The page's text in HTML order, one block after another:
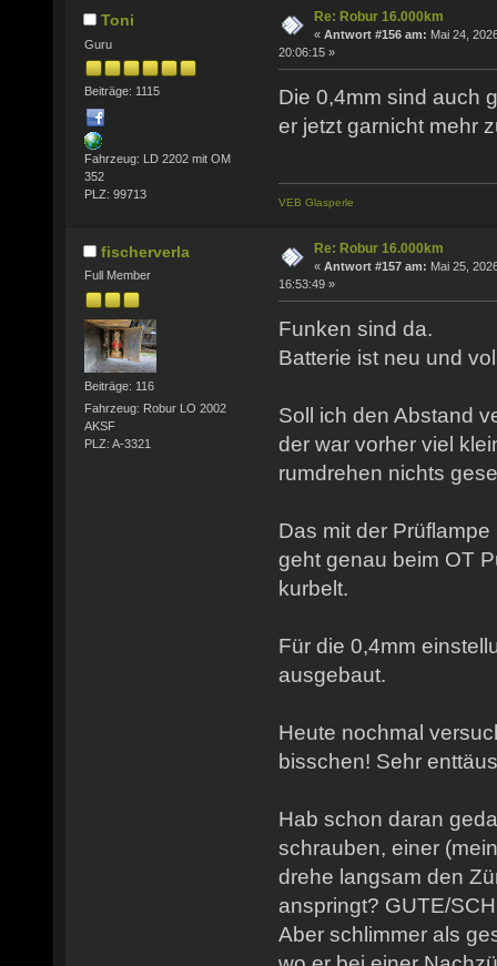
Toni
Guru
Beiträge: 1115
Fahrzeug: LD 2202 mit OM
352
PLZ: 99713
Re: Robur 16.000km
« Antwort #156 am: Mai 24,
20:06:15 »
Die 0,4mm sind auch
er jetzt garnicht mehr
VEB Glasperle
fischerverla
Full Member
Beiträge: 116
Fahrzeug: Robur LO 2002
AKSF
PLZ: A-3321
Re: Robur 16.000km
« Antwort #157 am: Mai 25,
16:53:49 »
Funken sind da.
Batterie ist neu und
Soll ich den Abstand
der war vorher viel
rumdrehen nichts
Das mit der
geht genau beim OT
kurbelt.
Für die 0,4mm
ausgebaut.
Heute nochmal
bisschen! Sehr
Hab schon daran
schrauben, einer
drehe langsam den
anspringt? GUTE/
Aber schlimmer als